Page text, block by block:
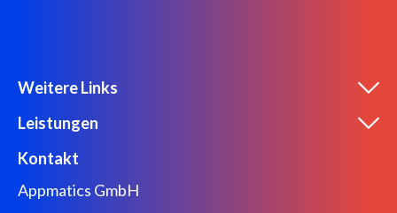
Weitere Links
Leistungen
Kontakt
Appmatics GmbH